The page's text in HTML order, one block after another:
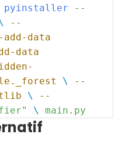
pyinstaller
--
--
data
data
\
--
\
--
\ main.py